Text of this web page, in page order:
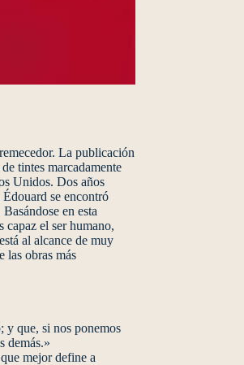
La publicación
tintes marcadamente
Unidos. Dos años
se encontró
en esta
capaz el ser humano,
al alcance de muy
las obras más
y que, si nos ponemos
demás.»
mejor define a